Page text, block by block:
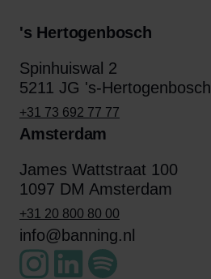
's Hertogenbosch
Spinhuiswal 2
5211 JG 's-Hertogenbosch
+31 73 692 77 77
Amsterdam
James Wattstraat 100
1097 DM Amsterdam
+31 20 800 80 00
info@banning.nl